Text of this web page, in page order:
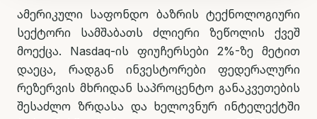
ამერიკული საფონდო ბაზრის ტექნოლოგიური
სექტორი სამშაბათს ძლიერი ზეწოლის ქვეშ
მოექცა. Nasdaq-ის ფიუჩერსები 2%-ზე მეტით
დაეცა, რადგან ინვესტორები ფედერალური
რეზერვის მხრიდან საპროცენტო განაკვეთების
შესაძლო ზრდასა და ხელოვნურ ინტელექტში